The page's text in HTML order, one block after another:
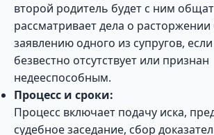
второй родитель будет с ним
рассматривает дела о расторжении
заявлению одного из супругов,
безвестно отсутствует или признан
недееспособным.
Процесс и сроки:
Процесс включает подачу иска,
судебное заседание, сбор